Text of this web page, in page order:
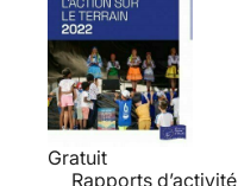
Gratuit
Rapports d’activité